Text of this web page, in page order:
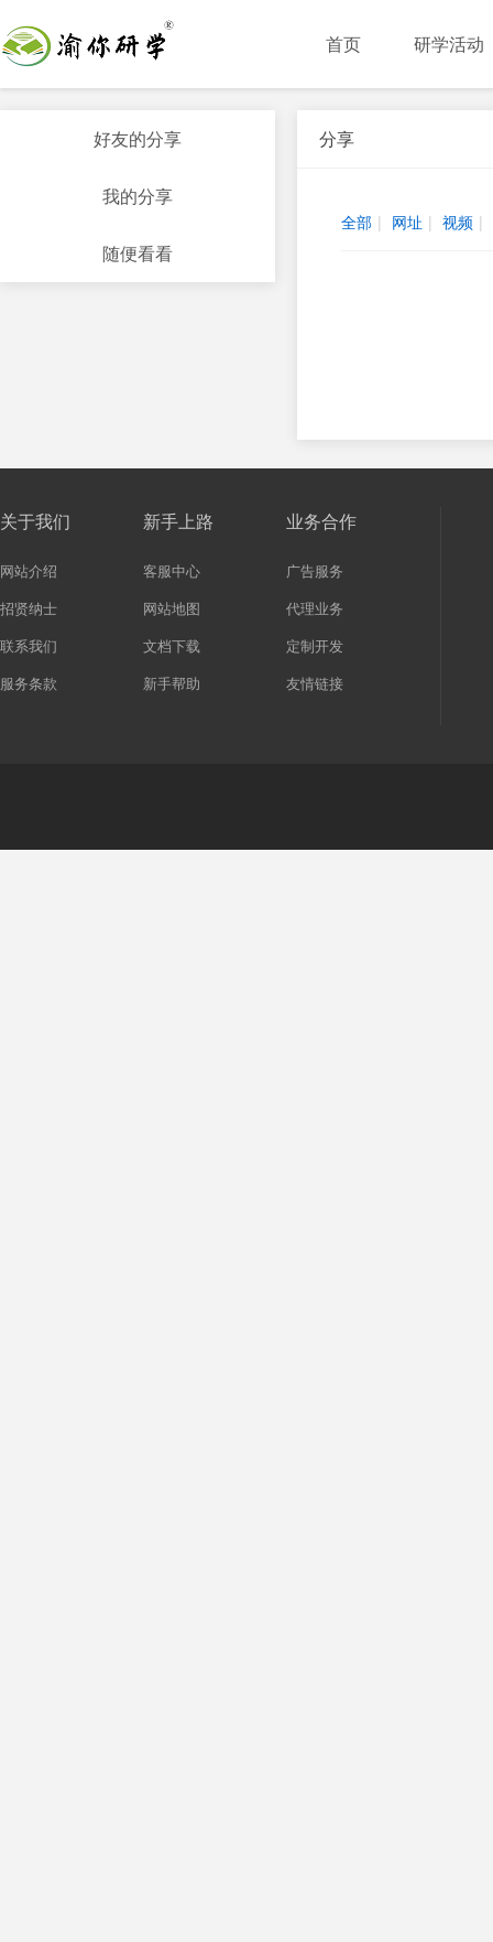
首页 研学活动
好友的分享
我的分享
随便看看
分享
全部 | 网址 | 视频 |
关于我们
网站介绍
招贤纳士
联系我们
服务条款
新手上路
客服中心
网站地图
文档下载
新手帮助
业务合作
广告服务
代理业务
定制开发
友情链接